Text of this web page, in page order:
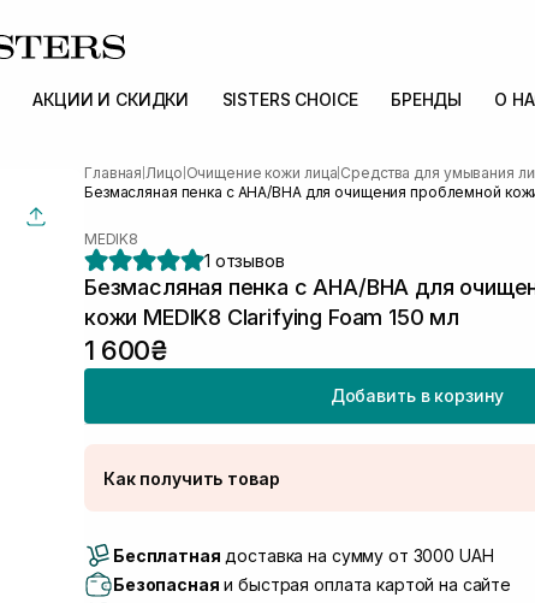
АКЦИИ И СКИДКИ SISTERS CHOICE БРЕНДЫ О
Главная Лицо Очищение кожи лица Средства для умывания
Безмасляная пенка с АНА/ВНА для очищения проблемной
MEDIK8
1 отзывов
Безмасляная пенка с АНА/ВНА для
кожи MEDIK8 Clarifying Foam 150 мл
1 600₴
Добавить в корзину
Как получить товар
Самовывоз г. Луцк, Винниченка 4
Самовывоз г. Львов, ул. Академика Подстригача,
Бесплатная доставка на сумму от 3000 UAH
Безопасная и быстрая оплата картой на сайте